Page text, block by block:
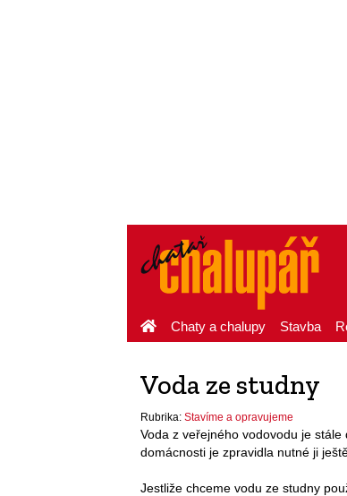
Chaty a chalupy Stavba
Voda ze studny
Rubrika: Stavíme a opravujeme
Voda z veřejného vodovodu je
domácnosti je zpravidla nutné ji
Jestliže chceme vodu ze studny